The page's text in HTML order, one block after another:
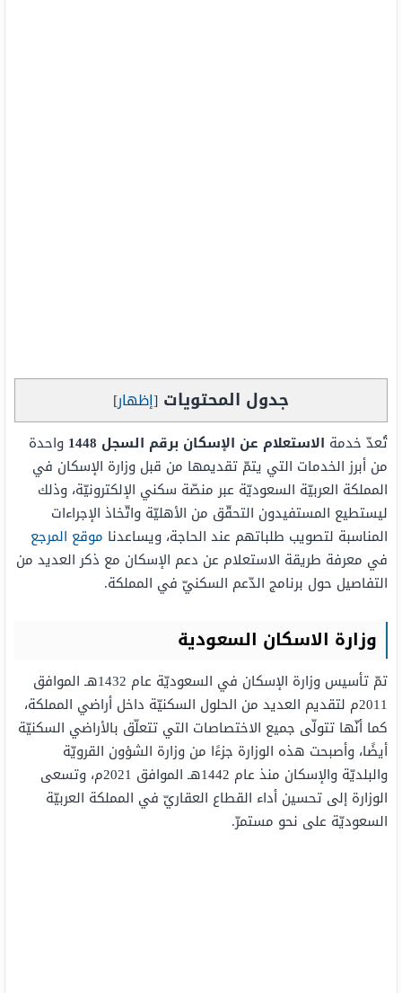
جدول المحتويات [إظهار]
تُعدّ خدمة الاستعلام عن الإسكان برقم السجل 1448
واحدة
من أبرز الخدمات التي يتمّ تقديمها من قبل وزارة الإسكان في
المملكة العربيّة السعوديّة عبر منصّة سكني الإلكترونيّة، وذلك
ليستطيع المستفيدون التحقّق من الأهليّة واتّخاذ الإجراءات
المناسبة لتصويب طلباتهم عند الحاجة، ويساعدنا موقع المرجع
في معرفة طريقة الاستعلام عن دعم الإسكان مع ذكر العديد من
التفاصيل حول برنامج الدّعم السكنيّ في المملكة.
وزارة الاسكان السعودية
تمّ تأسيس وزارة الإسكان في السعوديّة عام 1432هـ الموافق
2011م لتقديم العديد من الحلول السكنيّة داخل أراضي المملكة،
كما أنّها تتولّى جميع الاختصاصات التي تتعلّق بالأراضي السكنيّة
أيضًا، وأصبحت هذه الوزارة جزءًا من وزارة الشؤون القرويّة
والبلديّة والإسكان منذ عام 1442هـ الموافق 2021م، وتسعى
الوزارة إلى تحسين أداء القطاع العقاريّ في المملكة العربيّة
السعوديّة على نحو مستمرّ.